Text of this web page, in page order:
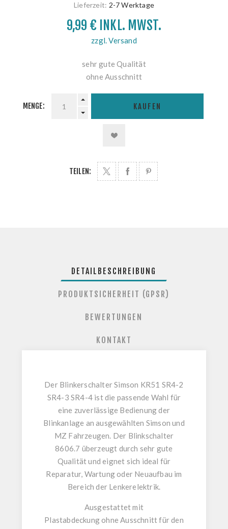
Lieferzeit: 2-7 Werktage
9,99 € INKL. MWST.
zzgl. Versand
sehr gute Qualität
ohne Ausschnitt
MENGE: KAUFEN
TEILEN:
DETAILBESCHREIBUNG
PRODUKTSICHERHEIT (GPSR)
BEWERTUNGEN
KONTAKT
Der Blinkerschalter Simson KR51 SR4-2
SR4-3 SR4-4ist die passende Wahl für
eine zuverlässige Bedienung der
Blinkanlage an ausgewählten Simson und
MZ Fahrzeugen. Der Blinkschalter
8606.7 überzeugt durch sehr gute
Qualität und eignet sich ideal für
Reparatur, Wartung oder Neuaufbau im
Bereich der Lenkerelektrik.
Ausgestattet mit
PlastabdeckungohneAusschnitt für den